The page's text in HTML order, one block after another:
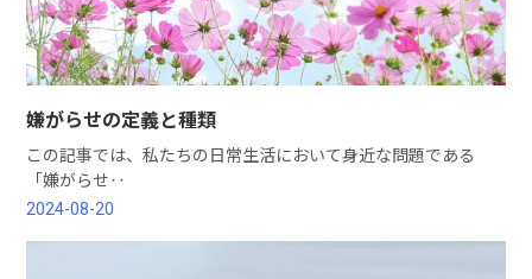
嫌がらせの定義と種類
この記事では、私たちの日常生活において身近な問題である
「嫌がらせ‥
2024-08-20